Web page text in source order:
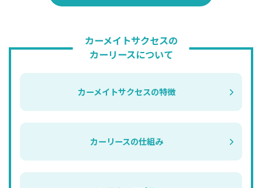
カーメイトサクセスの
カーリースについて
カーメイトサクセスの特徴
カーリースの仕組み